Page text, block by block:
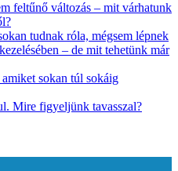
feltűnő változás – mit várhatunk
tudnak róla, mégsem lépnek
– de mit tehetünk már
sokan túl sokáig
Mire figyeljünk tavasszal?